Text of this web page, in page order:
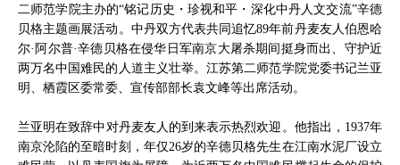
二师范学院主办的“铭记历史・珍视和平・深化中丹人文交流”辛德
贝格主题画展活动。中丹双方代表共同追忆89年前丹麦友人伯恩哈
尔·阿尔普·辛德贝格在侵华日军南京大屠杀期间挺身而出、守护近
两万名中国难民的人道主义壮举。江苏第二师范学院党委书记兰亚
明、栖霞区委常委、宣传部部长袁文峰等出席活动。
兰亚明在致辞中对丹麦友人的到来表示热烈欢迎。他指出，1937年
南京沦陷的至暗时刻，年仅26岁的辛德贝格先生在江南水泥厂设立